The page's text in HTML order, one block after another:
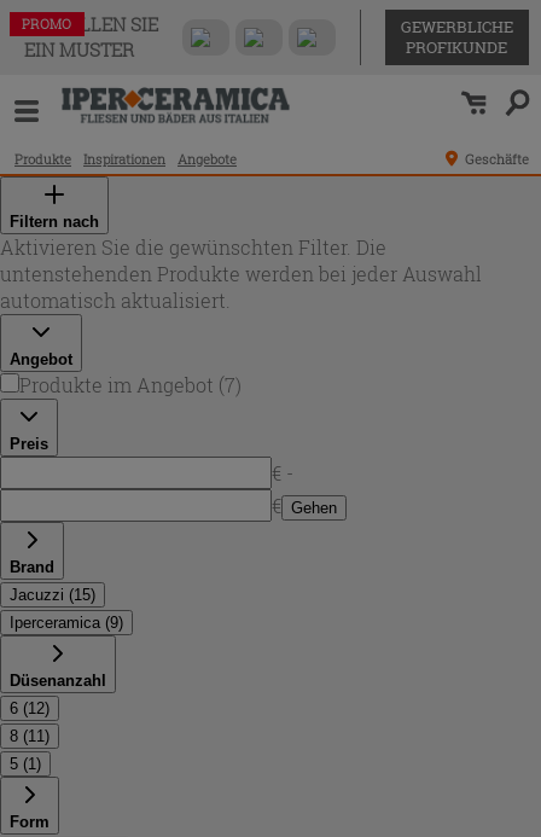
BESTELLEN SIE
EIN MUSTER
GEWERBLICHE
PROFIKUNDE
Produkte Inspirationen Angebote Geschäfte
Filtern nach
Aktivieren Sie die gewünschten Filter. Die
untenstehenden Produkte werden bei jeder Auswahl
automatisch aktualisiert.
Angebot
Produkte im Angebot (7)
Preis
€ -
€ Gehen
Brand
Jacuzzi (15)
Iperceramica (9)
Düsenanzahl
6 (12)
8 (11)
5 (1)
Form
PROMO
PROMO
PROMO
PROMO
PROMO
PROMO
PROMO